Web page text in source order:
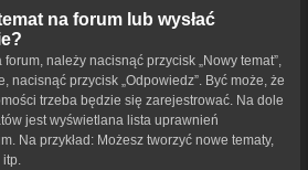
na forum lub wysłać
należy nacisnąć przycisk „Nowy temat”,
nacisnąć przycisk „Odpowiedz”. Być może, że
trzeba będzie się zarejestrować. Na dole
jest wyświetlana lista uprawnień
Na przykład: Możesz tworzyć nowe tematy,